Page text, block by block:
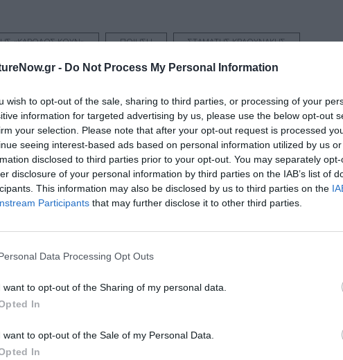
- Do Not Process My Personal Information
wish to opt-out of the sale, sharing to third parties, or processing of your
information for targeted advertising by us, please use the below opt-out
your selection. Please note that after your opt-out request is processed
seeing interest-based ads based on personal information utilized by us
disclosed to third parties prior to your opt-out. You may separately
disclosure of your personal information by third parties on the IAB’s list of
This information may also be disclosed by us to third parties on the
Participants that may further disclose it to other third parties.
Data Processing Opt Outs
want to opt-out of the Sharing of my personal data.
In
want to opt-out of the Sale of my Personal Data.
In
«ΚΑΡΟΛΟΣ ΚΟΥΝ» ΠΟΙΗΣΗ
ΣΤΑΜΑΤΗΣ ΚΡΑΟΥΝΑΚΗΣ
Τέχνη και τον Πολιτισμό!
Ακολουθήστε το Culturenow.gr
Σχετικά Άρθρα